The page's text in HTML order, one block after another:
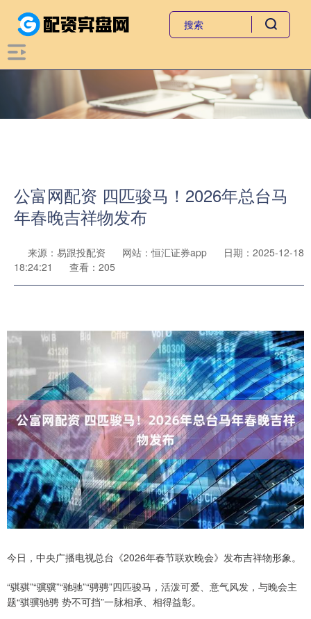
公富网配资 四匹骏马！2026年总台马
年春晚吉祥物发布
来源：易跟投配资 网站：恒汇证券app
日期：2025-12-18
18:24:21
查看：205
今日，中央广播电视总台《2026年春节联欢晚会》发布吉祥物形象。
“骐骐”“骥骥”“驰驰”“骋骋”四匹骏马，活泼可爱、意气风发，与晚会主
题“骐骥驰骋 势不可挡”一脉相承、相得益彰。